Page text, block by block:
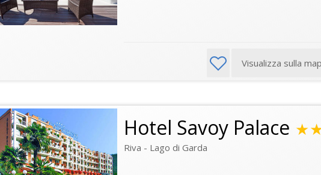
Visualizza sulla
Hotel Savoy Palace
Riva - Lago di Garda